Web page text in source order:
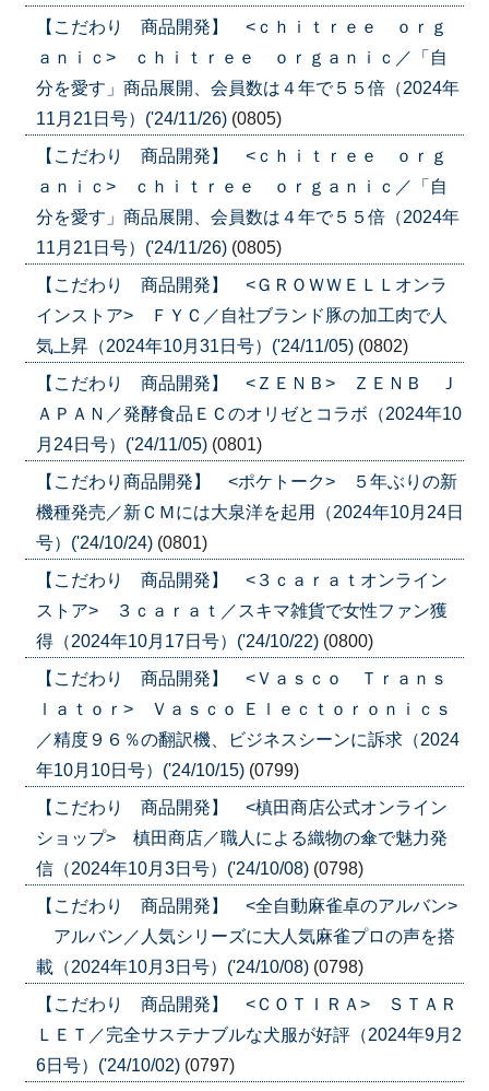
【こだわり 商品開発】 <ｃｈｉｔｒｅｅ ｏｒｇ
ａｎｉｃ> ｃｈｉｔｒｅｅ ｏｒｇａｎｉｃ／「自
分を愛す」商品展開、会員数は４年で５５倍（2024年
11月21日号）('24/11/26) (0805)
【こだわり 商品開発】 <ｃｈｉｔｒｅｅ ｏｒｇ
ａｎｉｃ> ｃｈｉｔｒｅｅ ｏｒｇａｎｉｃ／「自
分を愛す」商品展開、会員数は４年で５５倍（2024年
11月21日号）('24/11/26) (0805)
【こだわり 商品開発】 <ＧＲＯＷＷＥＬＬオンラ
インストア> ＦＹＣ／自社ブランド豚の加工肉で人
気上昇（2024年10月31日号）('24/11/05) (0802)
【こだわり 商品開発】 <ＺＥＮＢ> ＺＥＮＢ Ｊ
ＡＰＡＮ／発酵食品ＥＣのオリゼとコラボ（2024年10
月24日号）('24/11/05) (0801)
【こだわり商品開発】 <ポケトーク> ５年ぶりの新
機種発売／新ＣＭには大泉洋を起用（2024年10月24日
号）('24/10/24) (0801)
【こだわり 商品開発】 <３ｃａｒａｔオンライン
ストア> ３ｃａｒａｔ／スキマ雑貨で女性ファン獲
得（2024年10月17日号）('24/10/22) (0800)
【こだわり 商品開発】 <Ｖａｓｃｏ Ｔｒａｎｓ
ｌａｔｏｒ> Ｖａｓｃｏ Ｅｌｅｃｔｏｒｏｎｉｃｓ
／精度９６％の翻訳機、ビジネスシーンに訴求（2024
年10月10日号）('24/10/15) (0799)
【こだわり 商品開発】 <槙田商店公式オンライン
ショップ> 槙田商店／職人による織物の傘で魅力発
信（2024年10月3日号）('24/10/08) (0798)
【こだわり 商品開発】 <全自動麻雀卓のアルバン>
アルバン／人気シリーズに大人気麻雀プロの声を搭
載（2024年10月3日号）('24/10/08) (0798)
【こだわり 商品開発】 <ＣＯＴＩＲＡ> ＳＴＡＲ
ＬＥＴ／完全サステナブルな犬服が好評（2024年9月2
6日号）('24/10/02) (0797)